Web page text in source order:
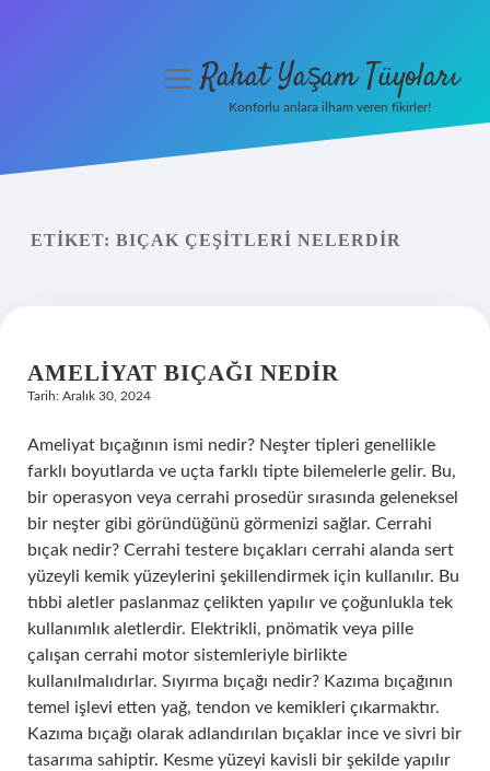
Yasal Uyarı
menüyüRahat Yaşam Tüyoları
Konforlu anlara ilham veren fikirler!
ETIKET: BIÇAK ÇEŞITLERI NELERDIR
AMELIYAT BIÇAĞI NEDIR
Tarih: Aralık 30, 2024
Ameliyat bıçağının ismi nedir? Neşter tipleri genellikle
farklı boyutlarda ve uçta farklı tipte bilemelerle gelir. Bu,
bir operasyon veya cerrahi prosedür sırasında geleneksel
bir neşter gibi göründüğünü görmenizi sağlar. Cerrahi
bıçak nedir? Cerrahi testere bıçakları cerrahi alanda sert
yüzeyli kemik yüzeylerini şekillendirmek için kullanılır. Bu
tıbbi aletler paslanmaz çelikten yapılır ve çoğunlukla tek
kullanımlık aletlerdir. Elektrikli, pnömatik veya pille
çalışan cerrahi motor sistemleriyle birlikte
kullanılmalıdırlar. Sıyırma bıçağı nedir? Kazıma bıçağının
temel işlevi etten yağ, tendon ve kemikleri çıkarmaktır.
Kazıma bıçağı olarak adlandırılan bıçaklar ince ve sivri bir
tasarıma sahiptir. Kesme yüzeyi kavisli bir şekilde yapılır